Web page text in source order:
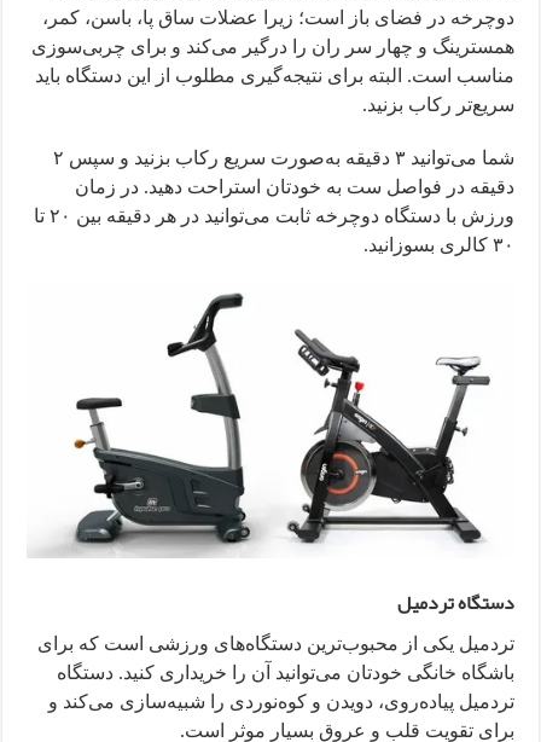
دوچرخه در فضای باز است؛ زیرا عضلات ساق پا، باسن، کمر،
همسترینگ و چهار سر ران را درگیر می‌کند و برای چربی‌سوزی
مناسب است. البته برای نتیجه‌گیری مطلوب از این دستگاه باید
سریع‌تر رکاب بزنید.
شما می‌توانید ۳ دقیقه به‌صورت سریع رکاب بزنید و سپس ۲
دقیقه در فواصل ست به خودتان استراحت دهید. در زمان
ورزش با دستگاه دوچرخه ثابت می‌توانید در هر دقیقه بین ۲۰ تا
۳۰ کالری بسوزانید.
دستگاه تردمیل
تردمیل یکی از محبوب‌ترین دستگاه‌های ورزشی است که برای
باشگاه خانگی خودتان می‌توانید آن را خریداری کنید. دستگاه
تردمیل پیاده‌روی، دویدن و کوه‌نوردی را شبیه‌سازی می‌کند و
برای تقویت قلب و عروق بسیار موثر است.